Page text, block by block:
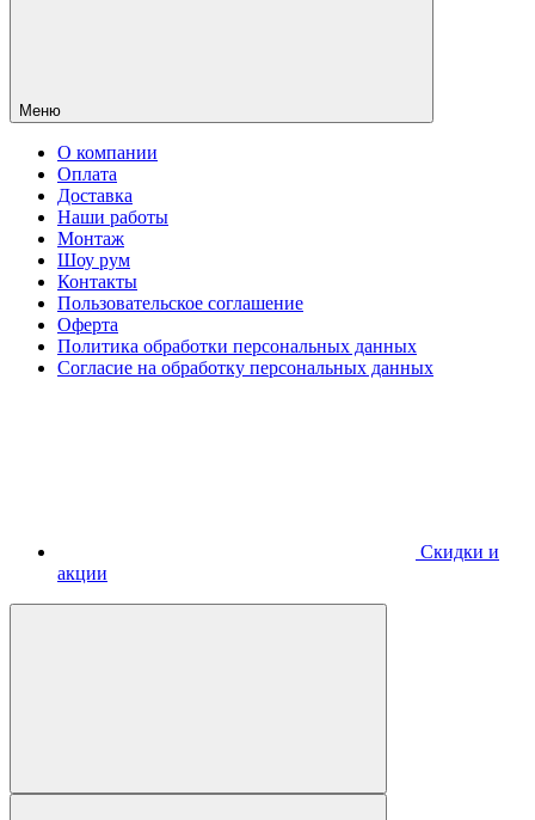
Меню
О компании
Оплата
Доставка
Наши работы
Монтаж
Шоу рум
Контакты
Пользовательское соглашение
Оферта
Политика обработки персональных данных
Согласие на обработку персональных данных
Скидки и
акции